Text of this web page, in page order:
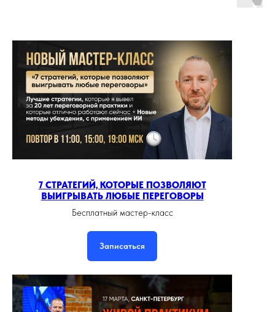
7 СТРАТЕГИЙ, КОТОРЫЕ ПОЗВОЛЯЮТ
ВЫИГРЫВАТЬ ЛЮБЫЕ ПЕРЕГОВОРЫ
Бесплатный мастер-класс
Записаться